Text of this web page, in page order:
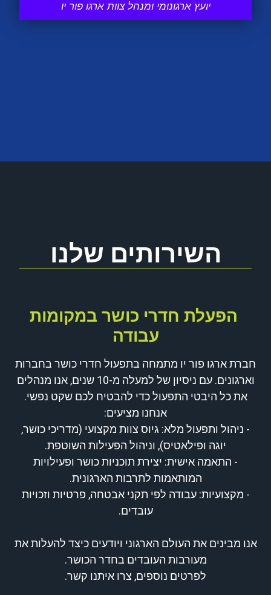
יועץ ארגונומי ומנהל צוות ארגו פור יו
השירותים שלנו
הפעלת חדרי כושר במקומות
עבודה
חברת ארגו פור יו מתמחה בתפעול חדרי כושר בחברות
וארגונים. עם ניסיון של למעלה מ-10 שנים, אנו מנהלים
את כל היבטי התפעול כדי להבטיח לכם שקט נפשי.
אנחנו מציעים:
- ניהול ותפעול מלא: גיוס צוות מקצועי (מדריכי כושר,
יוגה ופילאטיס), וניהול הפעילות השוטפת.
- התאמה אישית: יצירת תוכניות כושר ופעילויות
המותאמות לתרבות הארגונית.
- מקצועיות: עבודה לפי תקני אבטחה, פרטיות וזכויות
עובדים.
אנו מבינים את העולם הארגוני ויודעים כיצד להעלות את
מעורבות העובדים בחדר הכושר.
לפרטים נוספים, צרו איתנו קשר.